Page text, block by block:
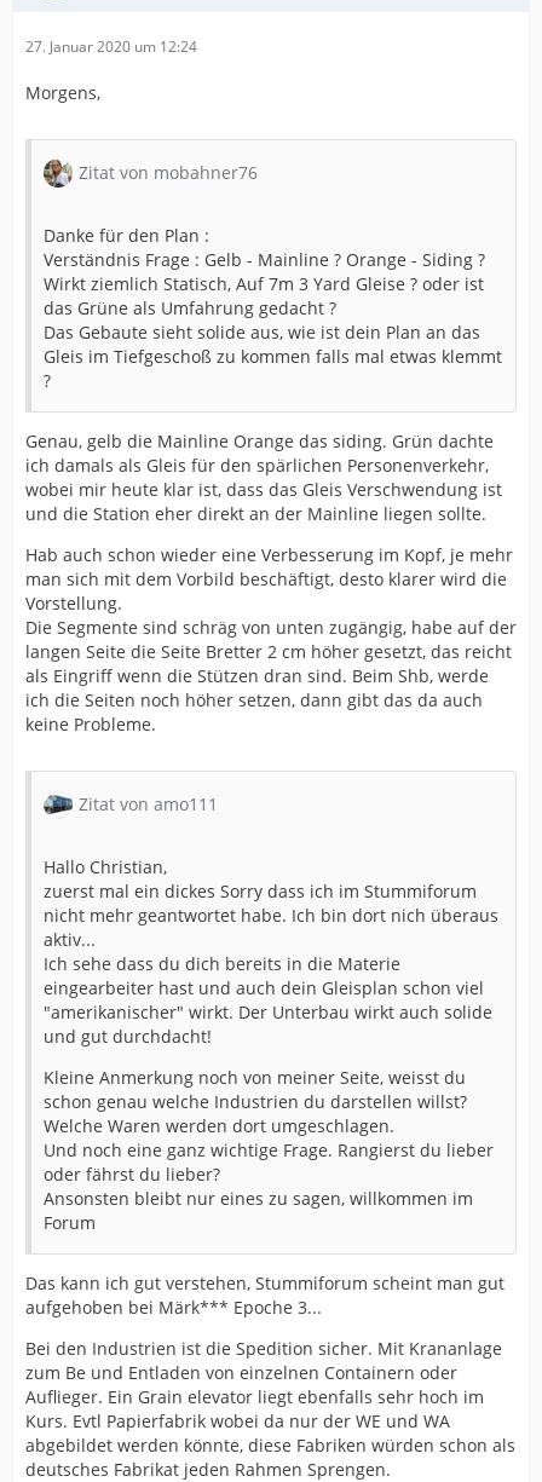
27. Januar 2020 um 12:24
Morgens,
Zitat von mobahner76
Danke für den Plan :
Verständnis Frage : Gelb - Mainline ? Orange - Siding ?
Wirkt ziemlich Statisch, Auf 7m 3 Yard Gleise ? oder ist
das Grüne als Umfahrung gedacht ?
Das Gebaute sieht solide aus, wie ist dein Plan an das
Gleis im Tiefgeschoß zu kommen falls mal etwas klemmt
?
Genau, gelb die Mainline Orange das siding. Grün dachte
ich damals als Gleis für den spärlichen Personenverkehr,
wobei mir heute klar ist, dass das Gleis Verschwendung ist
und die Station eher direkt an der Mainline liegen sollte.
Hab auch schon wieder eine Verbesserung im Kopf, je mehr
man sich mit dem Vorbild beschäftigt, desto klarer wird die
Vorstellung.
Die Segmente sind schräg von unten zugängig, habe auf der
langen Seite die Seite Bretter 2 cm höher gesetzt, das reicht
als Eingriff wenn die Stützen dran sind. Beim Shb, werde
ich die Seiten noch höher setzen, dann gibt das da auch
keine Probleme.
Zitat von amo111
Hallo Christian,
zuerst mal ein dickes Sorry dass ich im Stummiforum
nicht mehr geantwortet habe. Ich bin dort nich überaus
aktiv...
Ich sehe dass du dich bereits in die Materie
eingearbeiter hast und auch dein Gleisplan schon viel
"amerikanischer" wirkt. Der Unterbau wirkt auch solide
und gut durchdacht!
Kleine Anmerkung noch von meiner Seite, weisst du
schon genau welche Industrien du darstellen willst?
Welche Waren werden dort umgeschlagen.
Und noch eine ganz wichtige Frage. Rangierst du lieber
oder fährst du lieber?
Ansonsten bleibt nur eines zu sagen, willkommen im
Forum
Das kann ich gut verstehen, Stummiforum scheint man gut
aufgehoben bei Märk*** Epoche 3...
Bei den Industrien ist die Spedition sicher. Mit Krananlage
zum Be und Entladen von einzelnen Containern oder
Auflieger. Ein Grain elevator liegt ebenfalls sehr hoch im
Kurs. Evtl Papierfabrik wobei da nur der WE und WA
abgebildet werden könnte, diese Fabriken würden schon als
deutsches Fabrikat jeden Rahmen Sprengen.